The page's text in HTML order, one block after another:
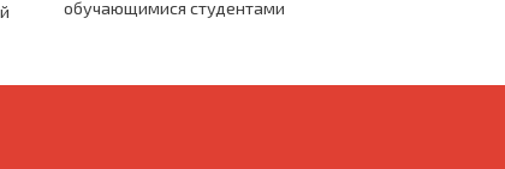
обучающимися студентами